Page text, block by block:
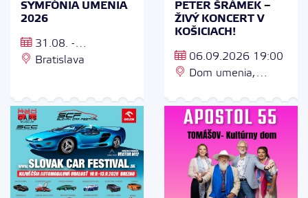
SYMFÓNIA UMENIA
2026
31.08. -
06.09.2026
Bratislava
PETER ŠRÁMEK –
ŽIVÝ KONCERT V
KOŠICIACH!
06.09.2026 19:00
Dom umenia,
01 Košice